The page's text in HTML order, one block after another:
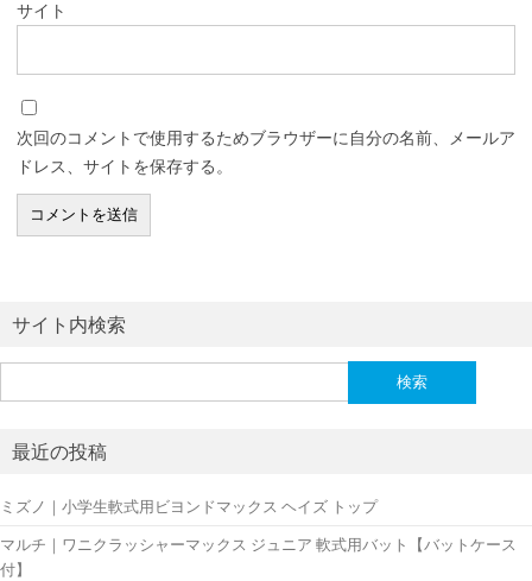
サイト
次回のコメントで使用するためブラウザーに自分の名前、メールア
ドレス、サイトを保存する。
サイト内検索
索:
最近の投稿
ミズノ｜小学生軟式用ビヨンドマックス ヘイズ トップ
マルチ｜ワニクラッシャーマックス ジュニア 軟式用バット【バットケース
付】